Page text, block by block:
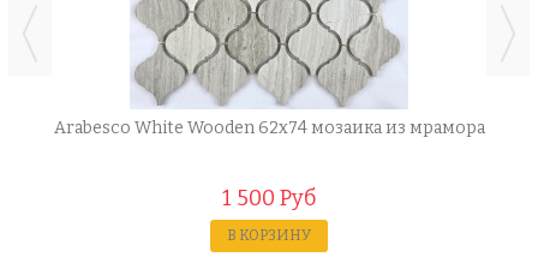
Arabesco White Wooden 62x74 мозаика из мрамора
1 500 Руб
В КОРЗИНУ